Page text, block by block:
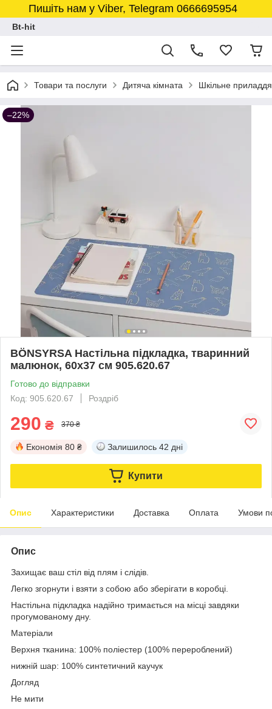
Пишіть нам у Viber, Telegram 0666695954
Bt-hit
Товари та послуги Дитяча кімната Шкільне приладдя
–22%
BÖNSYRSA Настільна підкладка, тваринний
малюнок, 60x37 см 905.620.67
Готово до відправки
Код: 905.620.67
Роздріб
290 ₴ 370 ₴
Економія 80 ₴ Залишилось 42 дні
Купити
Опис Характеристики Доставка Оплата Умови
Опис
Захищає ваш стіл від плям і слідів.
Легко згорнути і взяти з собою або зберігати в коробці.
Настільна підкладка надійно тримається на місці завдяки
прогумованому дну.
Матеріали
Верхня тканина: 100% поліестер (100% перероблений)
нижній шар: 100% синтетичний каучук
Догляд
Не мити